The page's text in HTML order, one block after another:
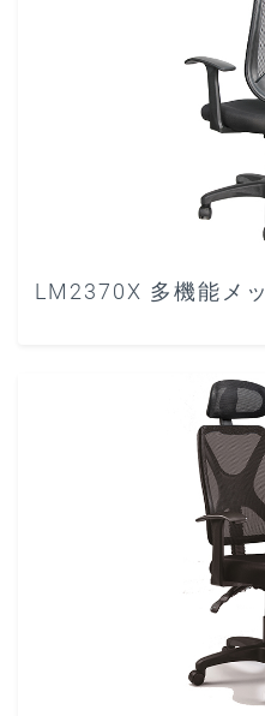
LM2370X 多機能メ